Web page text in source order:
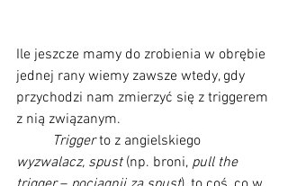
Ile jeszcze mamy do zrobienia w obrębie
jednej rany wiemy zawsze wtedy, gdy
przychodzi nam zmierzyć się z triggerem
z nią związanym.
Trigger to z angielskiego
wyzwalacz, spust (np. broni, pull the